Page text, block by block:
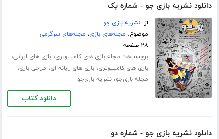
دانلود نشریه بازی جو - شماره یک
از:نشریه بازی جو
موضوع: مجله‌های بازی، مجله‌های سرگرمی
۲۸ صفحه
برچسب‌ها: مجله بازی های کامپیوتری،بازی های ایرانی،
بازی های کامپیوتری،بازی های رایانه ای، طراحی بازی،
مجله بازی‌جو،نشریه بازی‌جو
دانلود کتاب
دانلود نشریه بازی جو - شماره دو